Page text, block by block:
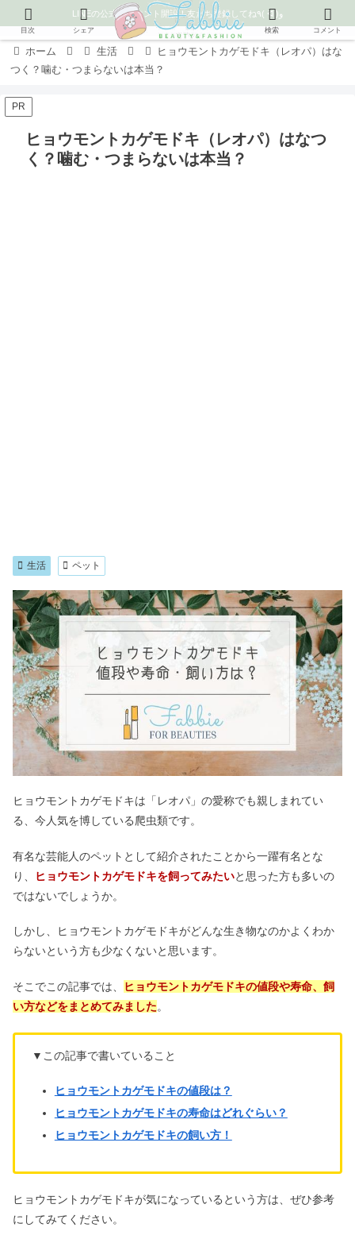
LINEの公式アカウント開設！友だち登録してね٩( ᐛ )و
ホーム 生活
ヒョウモントカゲモドキ（レオパ）はな
つく？噛む・つまらないは本当？
PR
ヒョウモントカゲモドキ（レオパ）はなつ
く？噛む・つまらないは本当？
生活 ペット
ヒョウモントカゲモドキは「レオパ」の愛称でも親しまれてい
る、今人気を博している爬虫類です。
有名な芸能人のペットとして紹介されたことから一躍有名とな
り、
ヒョウモントカゲモドキを飼ってみたいと思った方も多いの
ではないでしょうか。
しかし、ヒョウモントカゲモドキがどんな生き物なのかよくわか
らないという方も少なくないと思います。
そこでこの記事では、
ヒョウモントカゲモドキの値段や寿命、飼
い方などをまとめてみました。
▼この記事で書いていること
ヒョウモントカゲモドキの値段は？
ヒョウモントカゲモドキの寿命はどれぐらい？
ヒョウモントカゲモドキの飼い方！
ヒョウモントカゲモドキが気になっているという方は、ぜひ参考
にしてみてください。
目次 シェア 検索 コメント